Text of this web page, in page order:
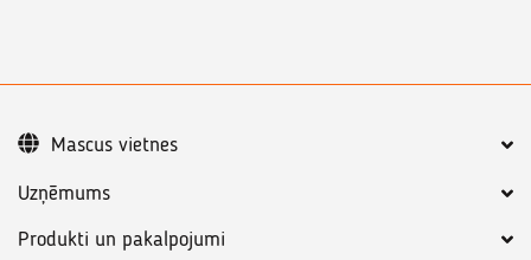
Uzņēmums
Produkti un pakalpojumi
Mascus vietnes